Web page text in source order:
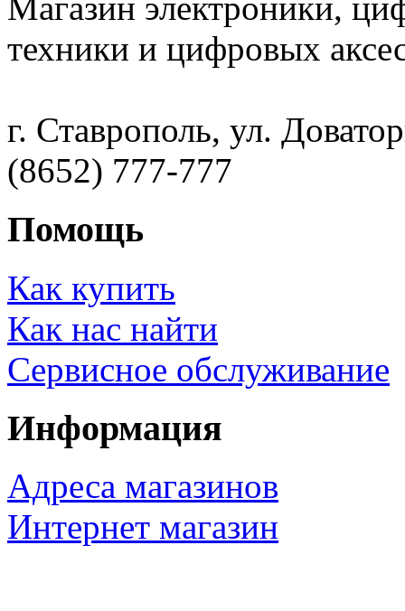
Магазин электроники,
техники и цифровых
г. Ставрополь, ул.
(8652) 777-777
Помощь
Как купить
Как нас найти
Сервисное обслуживание
Информация
Адреса магазинов
Интернет магазин